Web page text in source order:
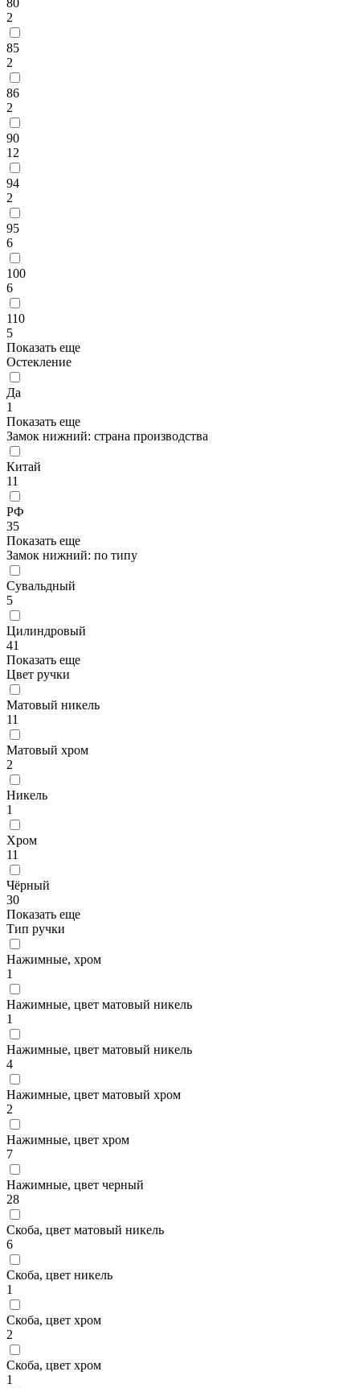
80
2
85
2
86
2
90
12
94
2
95
6
100
6
110
5
Показать еще
Остекление
Да
1
Показать еще
Замок нижний: страна производства
Китай
11
РФ
35
Показать еще
Замок нижний: по типу
Сувальдный
5
Цилиндровый
41
Показать еще
Цвет ручки
Матовый никель
11
Матовый хром
2
Никель
1
Хром
11
Чёрный
30
Показать еще
Тип ручки
Нажимные, хром
1
Нажимные, цвет матовый никель
1
Нажимные, цвет матовый никель
4
Нажимные, цвет матовый хром
2
Нажимные, цвет хром
7
Нажимные, цвет черный
28
Скоба, цвет матовый никель
6
Скоба, цвет никель
1
Скоба, цвет хром
2
Скоба, цвет хром
1